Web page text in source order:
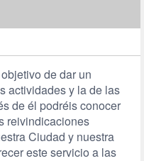
de dar un
actividades y la de las
de él podréis conocer
reivindicaciones
Ciudad y nuestra
este servicio a las